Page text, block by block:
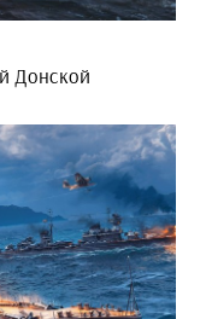
Донской